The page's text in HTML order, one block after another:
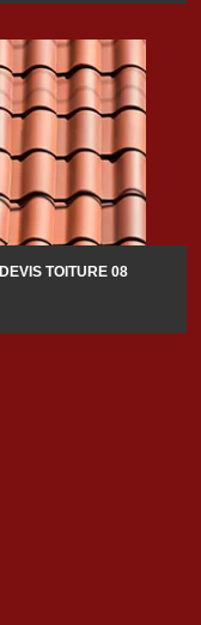
DEVIS TOITURE 08